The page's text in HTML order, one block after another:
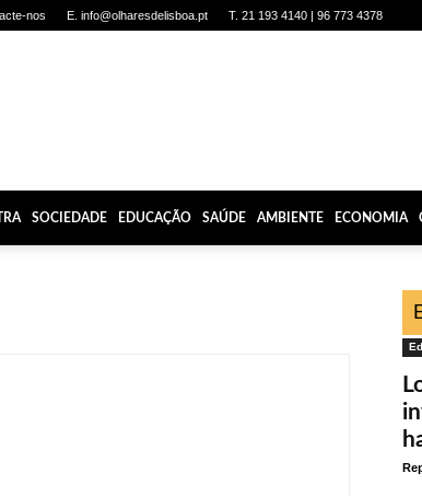
nos E. info@olharesdelisboa.pt T. 21 193 4140 | 96 773 4378
SOCIEDADE EDUCAÇÃO SAÚDE AMBIENTE ECONOMIA